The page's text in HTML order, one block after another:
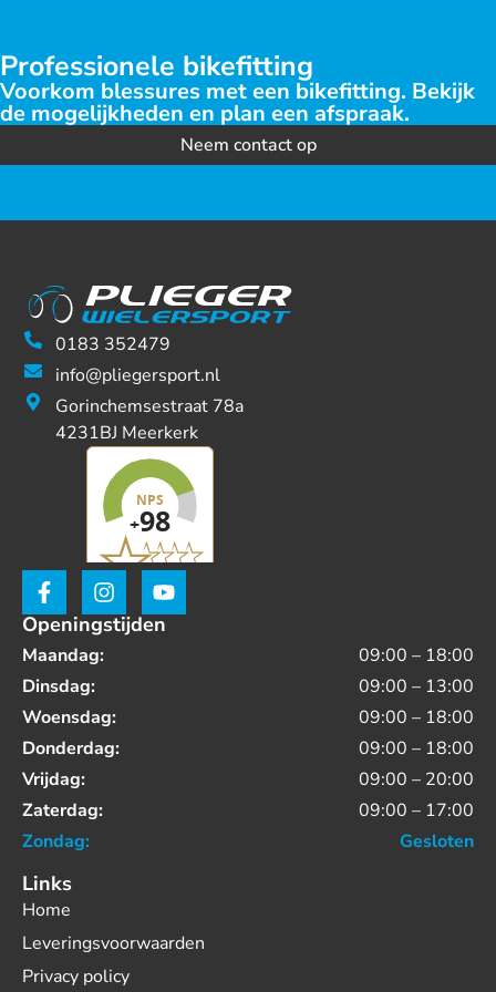
Professionele bikefitting
Voorkom blessures met een bikefitting. Bekijk
de mogelijkheden en plan een afspraak.
Neem contact op
0183 352479
info@pliegersport.nl
Gorinchemsestraat 78a
4231BJ Meerkerk
Openingstijden
Maandag:
09:00 – 18:00
Dinsdag:
09:00 – 13:00
Woensdag:
09:00 – 18:00
Donderdag:
09:00 – 18:00
Vrijdag:
09:00 – 20:00
Zaterdag:
09:00 – 17:00
Zondag:
Gesloten
Links
Home
Leveringsvoorwaarden
Privacy policy